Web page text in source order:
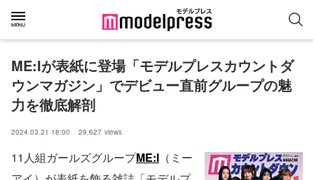
ME:Iが表紙に登場「モデルプレスカウントダ
ウンマガジン」でデビュー直前グループの魅
力を徹底解剖
2024.03.21 18:00 29,627 views
11人組ガールズグループME:I （ミー